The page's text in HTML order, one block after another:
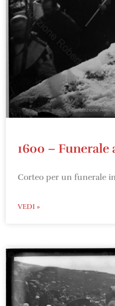
1600 –
Corteo per un funerale
VEDI »